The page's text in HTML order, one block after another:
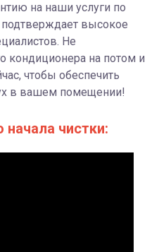
на наши услуги по
высокое
Не
кондиционера на потом и
чтобы обеспечить
в вашем помещении!
чистки: